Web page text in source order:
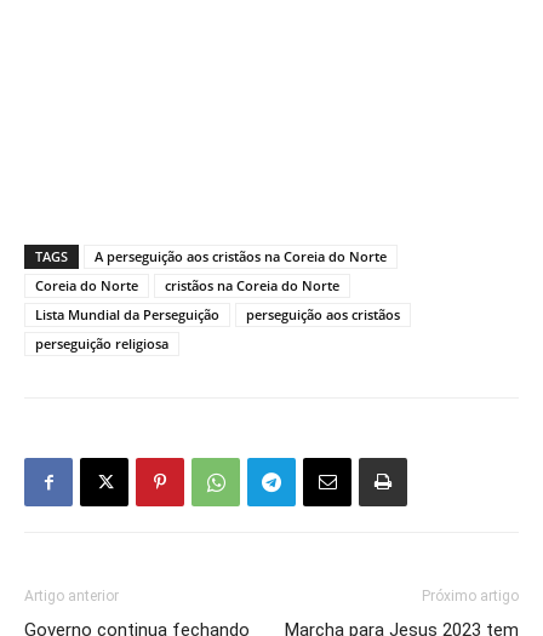
TAGS
A perseguição aos cristãos na Coreia do Norte
Coreia do Norte
cristãos na Coreia do Norte
Lista Mundial da Perseguição
perseguição aos cristãos
perseguição religiosa
Artigo anterior
Governo continua fechando
Próximo artigo
Marcha para Jesus 2023 tem